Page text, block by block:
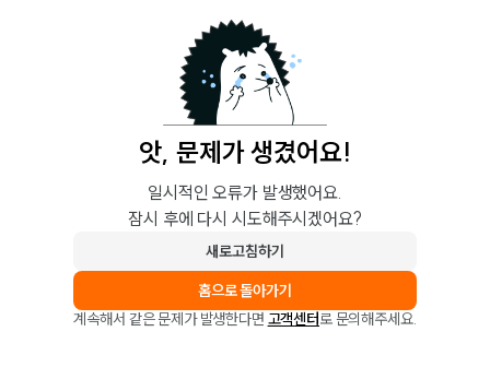
앗, 문제가 생겼어요!
일시적인 오류가 발생했어요.
잠시 후에 다시 시도해주시겠어요?
새로고침하기
홈으로 돌아가기
계속해서 같은 문제가 발생한다면 고객센터로 문의해주세요.